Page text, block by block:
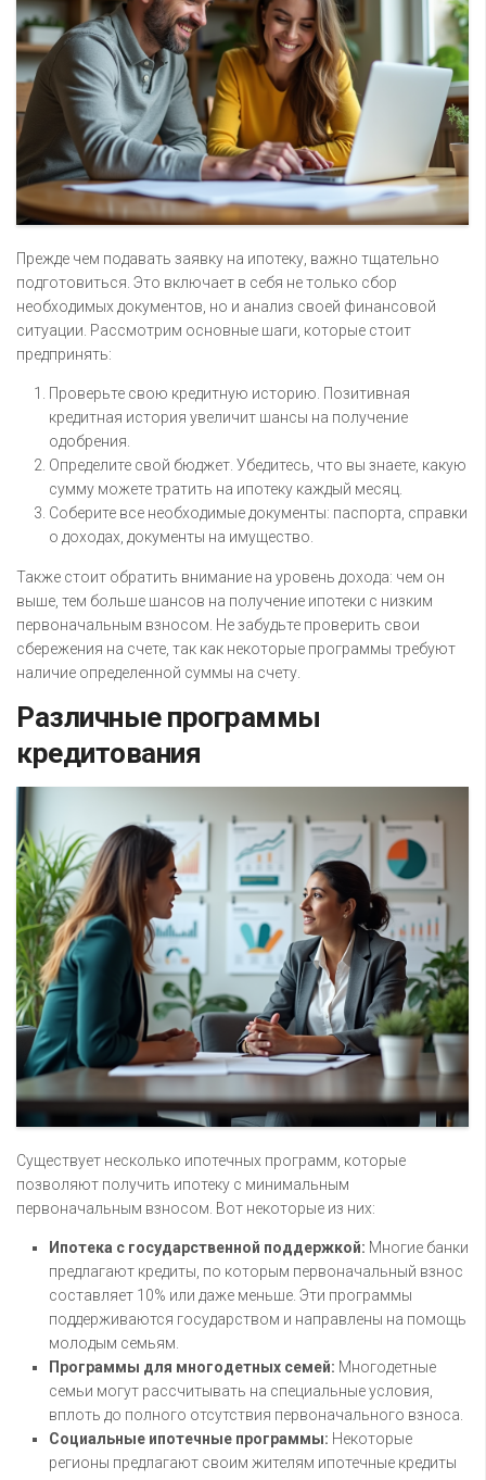
Прежде чем подавать заявку на ипотеку, важно тщательно
подготовиться. Это включает в себя не только сбор
необходимых документов, но и анализ своей финансовой
ситуации. Рассмотрим основные шаги, которые стоит
предпринять:
Проверьте свою кредитную историю. Позитивная
кредитная история увеличит шансы на получение
одобрения.
Определите свой бюджет. Убедитесь, что вы знаете, какую
сумму можете тратить на ипотеку каждый месяц.
Соберите все необходимые документы: паспорта, справки
о доходах, документы на имущество.
Также стоит обратить внимание на уровень дохода: чем он
выше, тем больше шансов на получение ипотеки с низким
первоначальным взносом. Не забудьте проверить свои
сбережения на счете, так как некоторые программы требуют
наличие определенной суммы на счету.
Различные программы
кредитования
Существует несколько ипотечных программ, которые
позволяют получить ипотеку с минимальным
первоначальным взносом. Вот некоторые из них:
Ипотека с государственной поддержкой: Многие банки
предлагают кредиты, по которым первоначальный взнос
составляет 10% или даже меньше. Эти программы
поддерживаются государством и направлены на помощь
молодым семьям.
Программы для многодетных семей: Многодетные
семьи могут рассчитывать на специальные условия,
вплоть до полного отсутствия первоначального взноса.
Социальные ипотечные программы: Некоторые
регионы предлагают своим жителям ипотечные кредиты